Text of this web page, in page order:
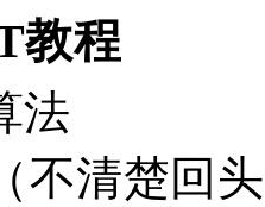
教程
法
（不清楚回